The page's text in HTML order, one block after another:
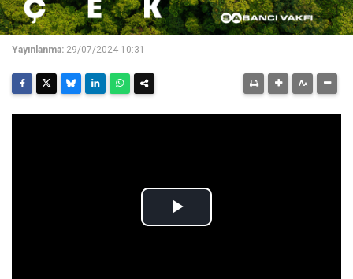
Yayınlanma: 29/07/2024 10:31